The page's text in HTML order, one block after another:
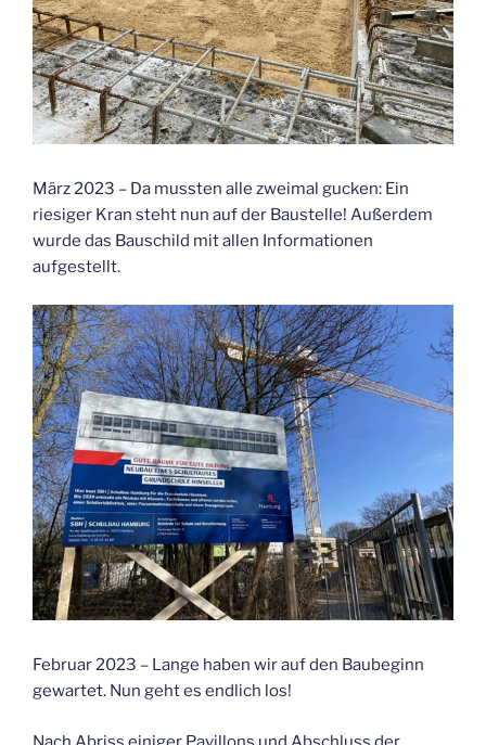
März 2023 – Da mussten alle zweimal gucken: Ein
riesiger Kran steht nun auf der Baustelle! Außerdem
wurde das Bauschild mit allen Informationen
aufgestellt.
Februar 2023 – Lange haben wir auf den Baubeginn
gewartet. Nun geht es endlich los!